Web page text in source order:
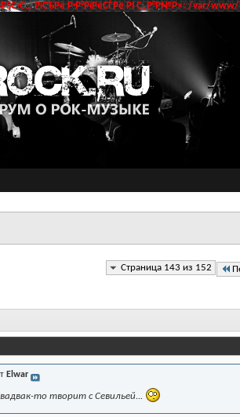
РїСЂРё Р·Р°РїРёСЃРё РІ С„Р°Р№Р»: /
Страница 143 из 152
Elwar
то творит с Севильей...